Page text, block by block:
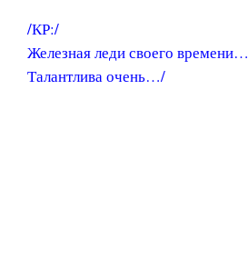
/КР:/
Железная леди своего времени…
Талантлива очень…/